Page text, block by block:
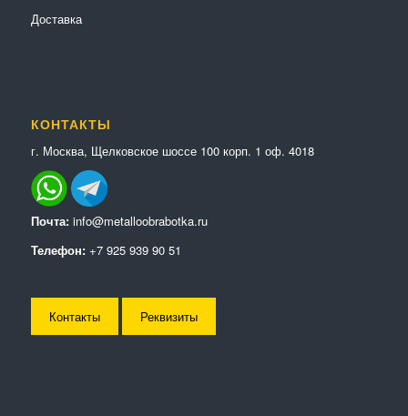
Доставка
КОНТАКТЫ
г. Москва, Щелковское шоссе 100 корп. 1 оф. 4018
Почта: info@metalloobrabotka.ru
Телефон: +7 925 939 90 51
Контакты Реквизиты